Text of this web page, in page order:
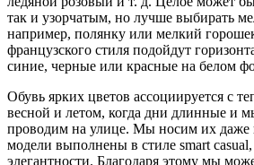
так и узорчатым, но лучше выбирать
например, полянку или мелкий
французского стиля подойдут
синие, черные или красные на белом
Обувь ярких цветов ассоциируется с
весной и летом, когда дни длинные и
проводим на улице. Мы носим их даже
модели выполнены в стиле smart
элегантности. Благодаря этому мы